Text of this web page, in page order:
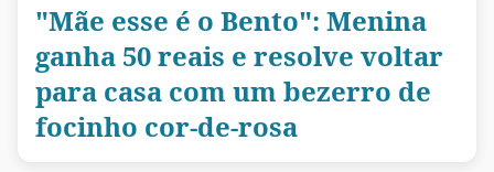
"Mãe esse é o Bento": Menina
ganha 50 reais e resolve voltar
para casa com um bezerro de
focinho cor-de-rosa